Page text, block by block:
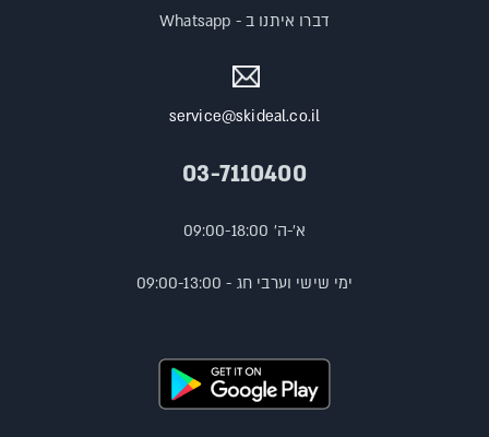
service@skideal.co.il
03-7110400
א'-ה' 09:00-18:00
ימי שישי וערבי חג - 09:00-13:00
דברו איתנו ב - Whatsapp